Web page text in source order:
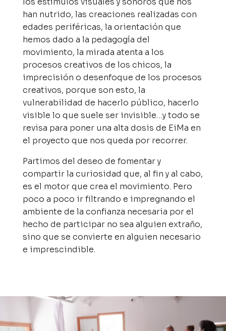
han nutrido, las creaciones realizadas con
edades periféricas, la orientación que
hemos dado a la pedagogía del
movimiento, la mirada atenta a los
procesos creativos de los chicos, la
imprecisión o desenfoque de los procesos
creativos, porque son esto, la
vulnerabilidad de hacerlo público, hacerlo
visible lo que suele ser invisible…y todo se
revisa para poner una alta dosis de EiMa en
el proyecto que nos queda por recorrer.
Partimos del deseo de fomentar y
compartir la curiosidad que, al fin y al cabo,
es el motor que crea el movimiento. Pero
poco a poco ir filtrando e impregnando el
ambiente de la confianza necesaria por el
hecho de participar no sea alguien extraño,
sino que se convierte en alguien necesario
e imprescindible.